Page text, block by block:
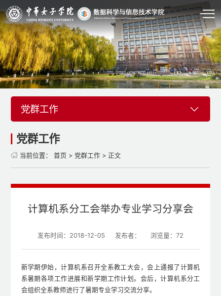
党群工作
党群工作
当前位置： 首页 > 党群工作 > 正文
计算机系分工会举办专业学习分享会
发布时间：2018-12-05 发布者： 浏览量： 72
新学期伊始，计算机系召开全系教工大会，会上通报了计算机
系暑期各项工作进展和新学期工作计划。会后，计算机系分工
会组织全系教师进行了暑期专业学习交流分享。